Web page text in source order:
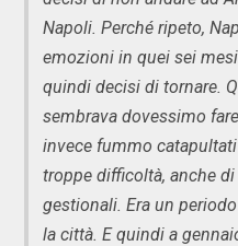
Napoli. Perché ripeto,
emozioni in quei sei
quindi decisi di tornare.
sembrava dovessimo
invece fummo
troppe difficoltà, anche
gestionali. Era un
la città. E quindi a